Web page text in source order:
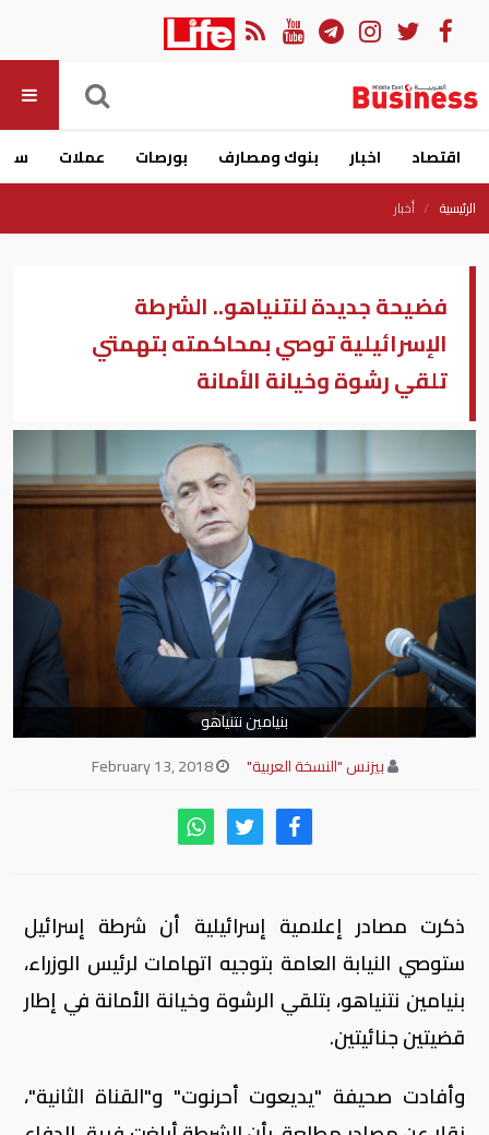
اقتصاد اخبار بنوك ومصارف بورصات عملات
الرئيسية أخبار
فضيحة جديدة لنتنياهو.. الشرطة
الإسرائيلية توصي بمحاكمته بتهمتي
تلقي رشوة وخيانة الأمانة
بنيامين نتنياهو
بيزنس "النسخة العربية"
February 13, 2018
ذكرت مصادر إعلامية إسرائيلية أن شرطة إسرائيل
ستوصي النيابة العامة بتوجيه اتهامات لرئيس الوزراء،
بنيامين نتنياهو، بتلقي الرشوة وخيانة الأمانة في إطار
قضيتين جنائيتين.
وأفادت صحيفة "يديعوت أحرنوت" و"القناة الثانية"،